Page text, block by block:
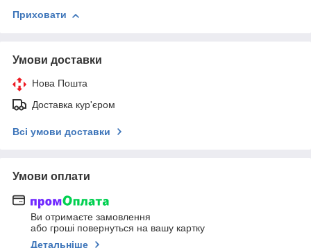
Приховати
Умови доставки
Нова Пошта
Доставка кур'єром
Всі умови доставки
Умови оплати
Ви отримаєте замовлення
або гроші повернуться на вашу картку
Детальніше